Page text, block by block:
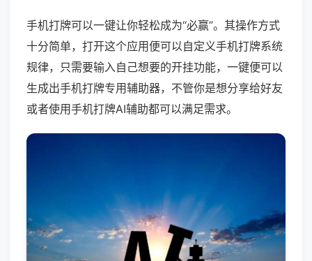
手机打牌可以一键让你轻松成为“必赢”。其操作方式
十分简单，打开这个应用便可以自定义手机打牌系统
规律，只需要输入自己想要的开挂功能，一键便可以
生成出手机打牌专用辅助器，不管你是想分享给好友
或者使用手机打牌AI辅助都可以满足需求。